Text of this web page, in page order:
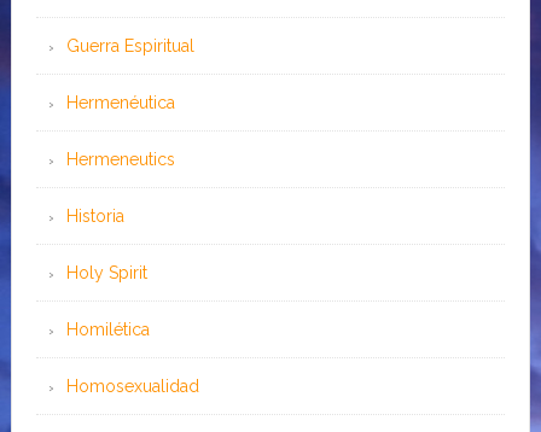
Guerra Espiritual
Hermenéutica
Hermeneutics
Historia
Holy Spirit
Homilética
Homosexualidad